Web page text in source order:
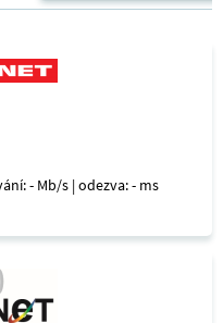
- Mb/s | odezva: - ms